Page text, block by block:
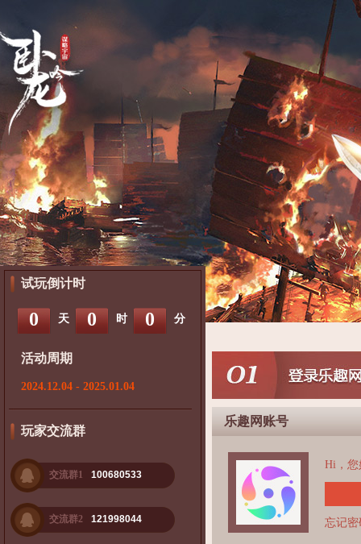
试玩倒计时
0 天 0 时 0 分
活动周期
2024.12.04 - 2025.01.04
玩家交流群
交流群1 100680533
交流群2 121998044
乐趣网账号
Hi，您
忘记密